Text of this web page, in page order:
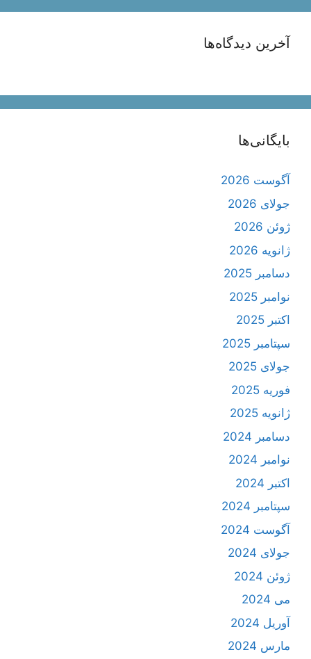
آخرین دیدگاه‌ها
بایگانی‌ها
آگوست 2026
جولای 2026
ژوئن 2026
ژانویه 2026
دسامبر 2025
نوامبر 2025
اکتبر 2025
سپتامبر 2025
جولای 2025
فوریه 2025
ژانویه 2025
دسامبر 2024
نوامبر 2024
اکتبر 2024
سپتامبر 2024
آگوست 2024
جولای 2024
ژوئن 2024
می 2024
آوریل 2024
مارس 2024